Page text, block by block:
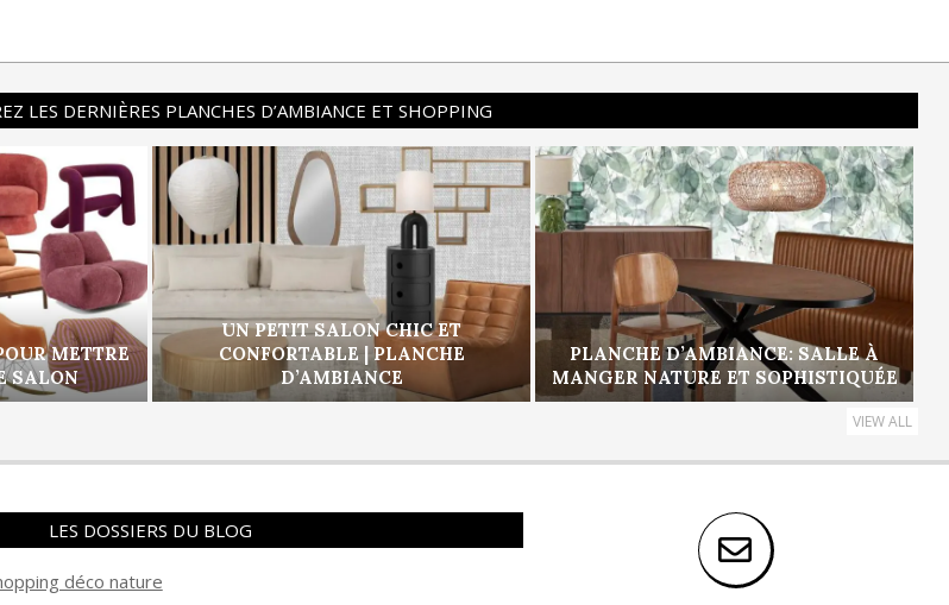
LES DERNIÈRES PLANCHES D’AMBIANCE ET SHOPPING
METTRE
SALON
UN PETIT SALON CHIC ET
CONFORTABLE | PLANCHE
D’AMBIANCE
PLANCHE D’AMBIANCE: SALLE À
MANGER NATURE ET SOPHISTIQUÉE
VIEW ALL
LES DOSSIERS DU BLOG
déco nature